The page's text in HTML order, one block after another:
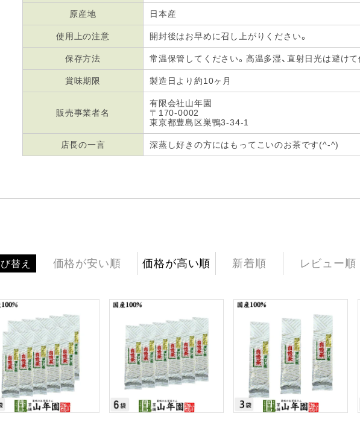
原産地 日本産
使用上の注意 開封後はお早めに召し上がりください。
保存方法 常温保管してください。高温多湿、直射日光は避けて
賞味期限 製造日より約10ヶ月
販売事業者名
有限会社山年園
〒170-0002
東京都豊島区巣鴨3-34-1
店長の一言 深蒸し好きの方にはもってこいのお茶です(^-^)
替え 価格が安い順 価格が高い順 新着順 レビュー順